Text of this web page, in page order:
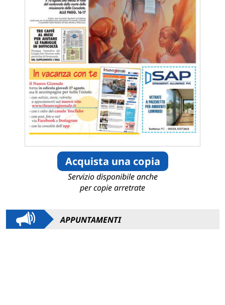
Acquista una copia
Servizio disponibile anche
per copie arretrate
APPUNTAMENTI